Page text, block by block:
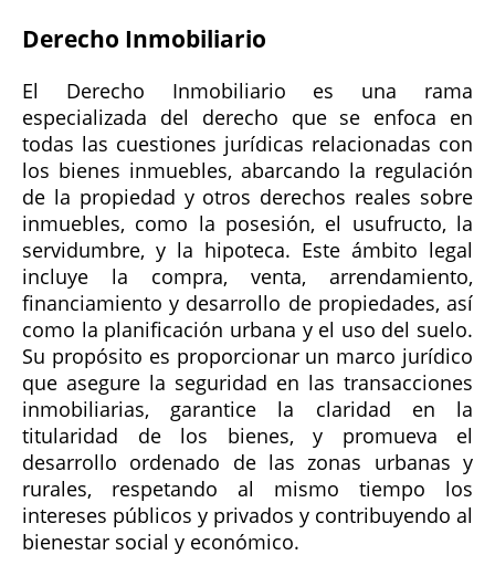
Derecho Inmobiliario
El Derecho Inmobiliario es una rama
especializada del derecho que se enfoca en
todas las cuestiones jurídicas relacionadas con
los bienes inmuebles, abarcando la regulación
de la propiedad y otros derechos reales sobre
inmuebles, como la posesión, el usufructo, la
servidumbre, y la hipoteca. Este ámbito legal
incluye la compra, venta, arrendamiento,
financiamiento y desarrollo de propiedades, así
como la planificación urbana y el uso del suelo.
Su propósito es proporcionar un marco jurídico
que asegure la seguridad en las transacciones
inmobiliarias, garantice la claridad en la
titularidad de los bienes, y promueva el
desarrollo ordenado de las zonas urbanas y
rurales, respetando al mismo tiempo los
intereses públicos y privados y contribuyendo al
bienestar social y económico.